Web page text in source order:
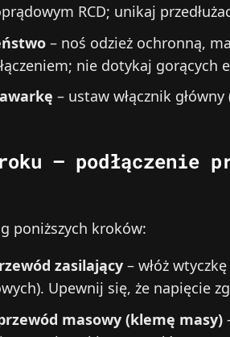
RCD; unikaj
– noś odzież ochronną,
nie dotykaj
– ustaw włącznik
– podłączenie
poniższych kroków:
zasilający – włóż
Upewnij się, że napięcie
masowy (klemę masy)